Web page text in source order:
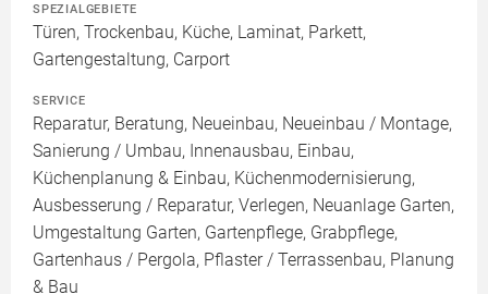
SPEZIALGEBIETE
Türen, Trockenbau, Küche, Laminat, Parkett,
Gartengestaltung, Carport
SERVICE
Reparatur, Beratung, Neueinbau, Neueinbau / Montage,
Sanierung / Umbau, Innenausbau, Einbau,
Küchenplanung & Einbau, Küchenmodernisierung,
Ausbesserung / Reparatur, Verlegen, Neuanlage Garten,
Umgestaltung Garten, Gartenpflege, Grabpflege,
Gartenhaus / Pergola, Pflaster / Terrassenbau, Planung
& Bau